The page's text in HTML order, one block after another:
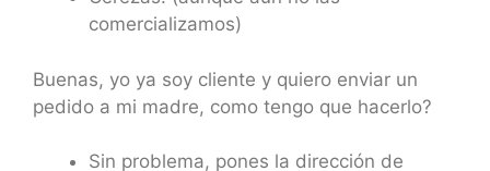
comercializamos)
Buenas, yo ya soy cliente y quiero enviar un
pedido a mi madre, como tengo que hacerlo?
Sin problema, pones la dirección de